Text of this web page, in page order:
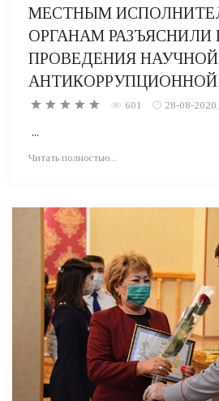
МЕСТНЫМ
ОРГАНАМ РАЗЪЯСНИЛИ
ПРОВЕДЕНИЯ НАУЧНОЙ
АНТИКОРРУПЦИОННОЙ
601 28-08-
...
Читать полностью...